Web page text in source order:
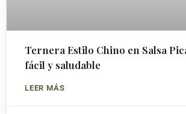
Ternera Estilo Chino en Salsa
fácil y saludable
LEER MÁS